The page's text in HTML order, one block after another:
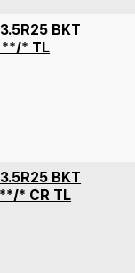
BKT
**/* TL
BKT
* CR TL